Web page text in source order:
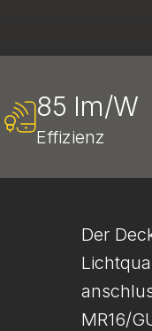
85 lm/W
Effizienz
Der
MR16/